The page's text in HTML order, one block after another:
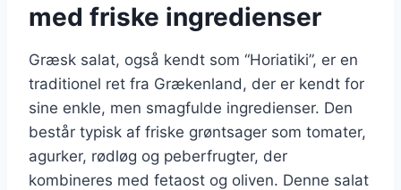
med friske ingredienser
Græsk salat, også kendt som “Horiatiki”, er en
traditionel ret fra Grækenland, der er kendt for
sine enkle, men smagfulde ingredienser. Den
består typisk af friske grøntsager som tomater,
agurker, rødløg og peberfrugter, der
kombineres med fetaost og oliven. Denne salat